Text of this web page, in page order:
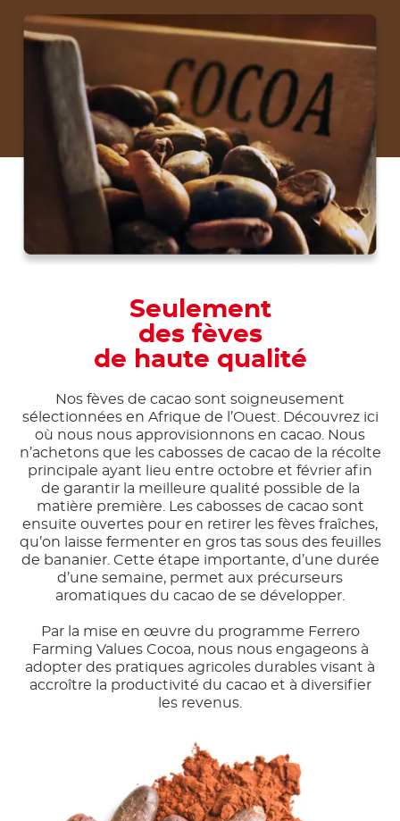
Seulement
des fèves
de haute qualité
Nos fèves de cacao sont soigneusement
sélectionnées en Afrique de l’Ouest. Découvrez ici
où nous nous approvisionnons en cacao. Nous
n’achetons que les cabosses de cacao de la récolte
principale ayant lieu entre octobre et février afin
de garantir la meilleure qualité possible de la
matière première. Les cabosses de cacao sont
ensuite ouvertes pour en retirer les fèves fraîches,
qu’on laisse fermenter en gros tas sous des feuilles
de bananier. Cette étape importante, d’une durée
d’une semaine, permet aux précurseurs
aromatiques du cacao de se développer.
Par la mise en œuvre du programme Ferrero
Farming Values Cocoa, nous nous engageons à
adopter des pratiques agricoles durables visant à
accroître la productivité du cacao et à diversifier
les revenus.